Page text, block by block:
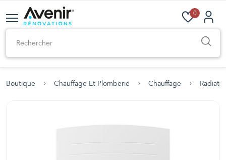
0
Boutique Chauffage Et Plomberie Chauffage